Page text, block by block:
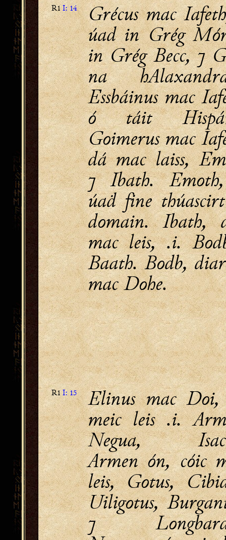
R1I: 14
Grécus mac
úad in Grég
in Grég Becc, ⁊
na
Essbáinus mac
ó táit
Goimerus mac
dá mac laiss,
⁊ Ibath.
úaḋ fine
domain. Ibath,
mac leis, .i.
Baath. Bodb,
mac Dohe.
R1I: 15
Elinus mac
meic leis .i.
Negua,
Armen ón, cóic
leis, Gotus,
Uiligotus,
⁊